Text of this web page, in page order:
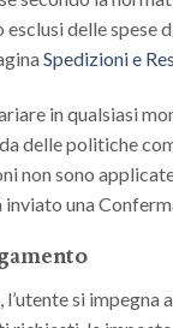
delle spese
Spedizioni e
in qualsiasi
delle politiche
non sono
inviato una
si impegna